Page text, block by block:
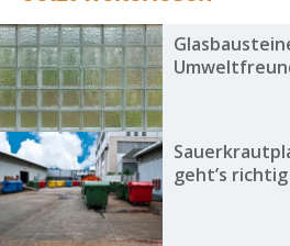
geht’s